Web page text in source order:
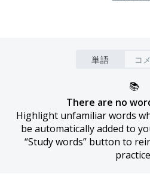
単語 コ
📚
There are no
Highlight unfamiliar words
be automatically added to
“Study words” button to